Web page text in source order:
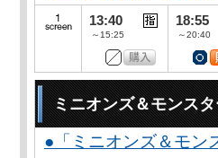
13:40
～15:25
18:55
～20:40
ミニオンズ＆モンス
●「ミニオンズ＆モン